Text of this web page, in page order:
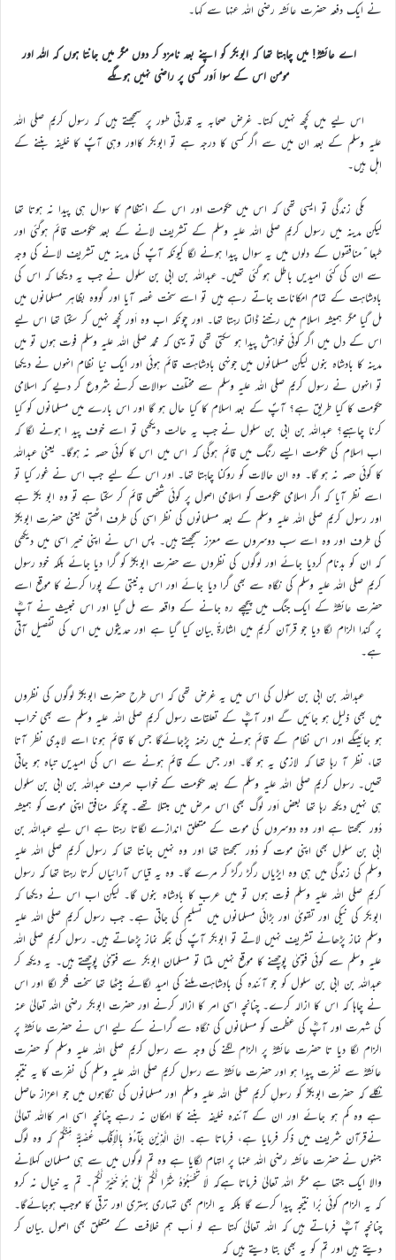
نے ایک دفعہ حضرت عائشہ رضی اللہ عنہا سے کہا۔
اے عائشہؓ! میں چاہتا تھا کہ ابوبکر کو اپنے بعد نامزد کر دوں مگر میں جانتا ہوں کہ اللہ اور
مومن اس کے سوا اَور کسی پر راضی نہیں ہوںگے
اس لیے میں کچھ نہیں کہتا۔ غرض صحابہ یہ قدرتی طور پر سمجھتے ہیں کہ رسول کریم صلی اللہ
علیہ وسلم کے بعد ان میں سے اگر کسی کا درجہ ہے تو ابوبکر کااور وہی آپؐ کا خلیفہ بننے کے
اہل ہیں۔
مکی زندگی تو ایسی تھی کہ اس میں حکومت اور اس کے انتظام کا سوال ہی پیدا نہ ہوتا تھا
لیکن مدینہ میں رسول کریم صلی اللہ علیہ وسلم کے تشریف لانے کے بعد حکومت قائم ہوگئی اور
طبعا ًمنافقوں کے دلوں میں یہ سوال پیدا ہونے لگا کیونکہ آپؐ کی مدینہ میں تشریف لانے کی وجہ
سے ان کی کئی امیدیں باطل ہو گئی تھیں۔ عبداللہ بن ابی بن سلول نے جب یہ دیکھا کہ اس کی
بادشاہت کے تمام امکانات جاتے رہے ہیں تو اسے سخت غصہ آیا اور گووہ بظاہر مسلمانوں میں
مل گیا مگر ہمیشہ اسلام میں رخنے ڈالتا رہتا تھا۔ اور چونکہ اب وہ اَور کچھ نہیں کر سکتا تھا اس لیے
اس کے دل میں اگر کوئی خواہش پیدا ہو سکتی تھی تو یہی کہ محمد صلی اللہ علیہ وسلم فوت ہوں تو میں
مدینہ کا بادشاہ بنوں لیکن مسلمانوں میں جونہی بادشاہت قائم ہوئی اور ایک نیا نظام انہوں نے دیکھا
تو انہوں نے رسول کریم صلی اللہ علیہ وسلم سے مختلف سوالات کرنے شروع کر دیے کہ اسلامی
حکومت کا کیا طریق ہے؟ آپؐ کے بعد اسلام کا کیا حال ہو گا اور اس بارے میں مسلمانوں کو کیا
کرنا چاہیے؟ عبداللہ بن ابی بن سلول نے جب یہ حالت دیکھی تو اسے خوف پید ا ہونے لگا کہ
اب اسلام کی حکومت ایسے رنگ میں قائم ہوگی کہ اس میں اس کا کوئی حصہ نہ ہوگا۔ یعنی عبداللہ
کا کوئی حصہ نہ ہو گا۔ وہ ان حالات کو روکنا چاہتا تھا۔ اور اس کے لیے جب اس نے غور کیا تو
اسے نظر آیا کہ اگر اسلامی حکومت کو اسلامی اصول پر کوئی شخص قائم کر سکتا ہے تو وہ ابو بکرؓ ہے
اور رسول کریم صلی اللہ علیہ وسلم کے بعد مسلمانوں کی نظر اسی کی طرف اٹھتی یعنی حضرت ابوبکرؓ
کی طرف اور وہ اسے سب دوسروں سے معزز سمجھتے ہیں۔ پس اس نے اپنی خیر اسی میں دیکھی
کہ ان کو بدنام کردیا جائے اور لوگوں کی نظروں سے حضرت ابوبکرؓ کو گرا دیا جائے بلکہ خود رسول
کریم صلی اللہ علیہ وسلم کی نگاہ سے بھی گرا دیا جائے اور اس بدنیتی کے پورا کرنے کا موقع اسے
حضرت عائشہؓ کے ایک جنگ میں پیچھے رہ جانے کے واقعہ سے مل گیا اور اس خبیث نے آپؓ
پر گندا الزام لگا دیا جو قرآن کریم میں اشارةً بیان کیا گیا ہے اور حدیثوں میں اس کی تفصیل آتی
ہے۔
عبداللہ بن ابی بن سلول کی اس میں یہ غرض تھی کہ اس طرح حضرت ابوبکرؓ لوگوں کی نظروں
میں بھی ذلیل ہو جائیں گے اور آپؓ کے تعلقات رسول کریم صلی اللہ علیہ وسلم سے بھی خراب
ہو جائیںگے اور اس نظام کے قائم ہونے میں رخنہ پڑجائےگا جس کا قائم ہونا اسے لابدی نظر آتا
تھا، نظر آ رہا تھا کہ لازمی یہ ہو گا۔ اور جس کے قائم ہونے سے اس کی امیدیں تباہ ہو جاتی
تھیں۔ رسول کریم صلی اللہ علیہ وسلم کے بعد حکومت کے خواب صرف عبداللہ بن ابی بن سلول
ہی نہیں دیکھ رہا تھا بعض اَور لوگ بھی اس مرض میں مبتلا تھے۔ چونکہ منافق اپنی موت کو ہمیشہ
دُور سمجھتا ہے اور وہ دوسروں کی موت کے متعلق اندازے لگاتا رہتا ہے اس لیے عبداللہ بن
ابی بن سلول بھی اپنی موت کو دُور سمجھتا تھا اور وہ نہیں جانتا تھا کہ رسول کریم صلی اللہ علیہ
وسلم کی زندگی میں ہی وہ ایڑیاں رگڑ رگڑ کر مرے گا۔ وہ یہ قیاس آرائیاں کرتا رہتا تھا کہ رسول
کریم صلی اللہ علیہ وسلم فوت ہوں تو میں عرب کا بادشاہ بنوں گا۔ لیکن اب اس نے دیکھا کہ
ابوبکر کی نیکی اور تقویٰ اور بڑائی مسلمانوں میں تسلیم کی جاتی ہے۔ جب رسول کریم صلی اللہ علیہ
وسلم نماز پڑھانے تشریف نہیں لاتے تو ابوبکر آپؐ کی جگہ نماز پڑھاتے ہیں۔ رسول کریم صلی اللہ
علیہ وسلم سے کوئی فتویٰ پوچھنے کا موقع نہیں ملتا تو مسلمان ابوبکر سے فتویٰ پوچھتے ہیں۔ یہ دیکھ کر
عبداللہ بن ابی بن سلول کو جو آئندہ کی بادشاہت ملنے کی امید لگائے بیٹھا تھا سخت فکر لگا اور اس
نے چاہا کہ اس کا ازالہ کرے۔ چنانچہ اسی امر کا ازالہ کرنے اور حضرت ابوبکر رضی اللہ تعالیٰ عنہ
کی شہرت اور آپؓ کی عظمت کو مسلمانوں کی نگاہ سے گرانے کے لیے اس نے حضرت عائشہؓ پر
الزام لگا دیا تا حضرت عائشہؓ پر الزام لگنے کی وجہ سے رسول کریم صلی اللہ علیہ وسلم کو حضرت
عائشہؓ سے نفرت پیدا ہو اور حضرت عائشہؓ سے رسول کریم صلی اللہ علیہ وسلم کی نفرت کا یہ نتیجہ
نکلے کہ حضرت ابوبکرؓ کو رسولِ کریم صلی اللہ علیہ وسلم اور مسلمانوں کی نگاہوں میں جو اعزاز حاصل
ہے وہ کم ہو جائے اور ان کے آئندہ خلیفہ بننے کا امکان نہ رہے چنانچہ اسی امر کااللہ تعالیٰ
نےقرآن شریف میں ذکر فرمایا ہے، فرماتا ہے۔ اِنَّ الَّذِيْنَ جَآءُوْ بِالْاِفْكِ عُصْبَةٌ مِّنْكُمْ کہ وہ لوگ
جنہوں نے حضرت عائشہ رضی اللہ عنہا پر اتہام لگایا ہے وہ تم لوگوں میں سے ہی مسلمان کہلانے
والا ایک جتھا ہے مگر اللہ تعالیٰ فرماتا ہےکہ لَا تَحْسَبُوْهُ شَرًّا لَّكُمْ بَلْ هُوَ خَيْرٌ لَّكُمْ۔ تم یہ خیال نہ کرو
کہ یہ الزام کوئی بُرا نتیجہ پیدا کرے گا بلکہ یہ الزام بھی تمہاری بہتری اور ترقی کا موجب ہوجائےگا۔
چنانچہ آپؓ فرماتے ہیں کہ اللہ تعالیٰ کہتا ہے لو اَب ہم خلافت کے متعلق بھی اصول بیان کر
دیتے ہیں اور تم کو یہ بھی بتا دیتے ہیں کہ